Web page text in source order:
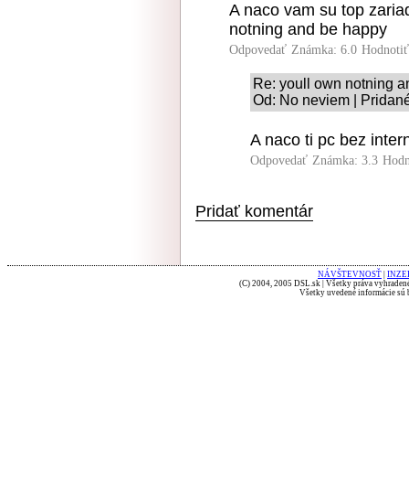
A naco vam su top
notning and be happy
Odpovedať Známka: 6.0
Re: youll own notning
Od: No neviem |
A naco ti pc bez
Odpovedať Známka: 3.3
Pridať komentár
NÁVŠTEVNOSŤ
(C) 2004, 2005 DSL.sk | Všetky práva
Všetky uvedené informácie sú